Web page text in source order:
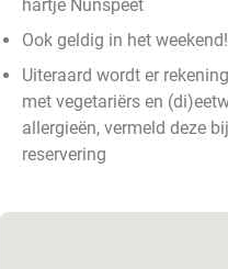
hartje Nunspeet
Ook geldig in het weekend!
Uiteraard wordt er
met vegetariërs en
allergieën, vermeld deze
reservering